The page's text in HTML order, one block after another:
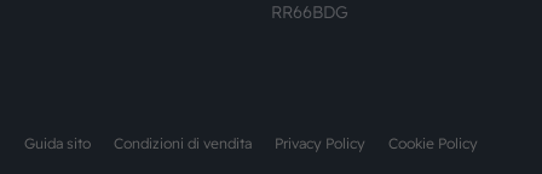
RR66BDG
Guida sito Condizioni di vendita Privacy Policy Cookie Policy